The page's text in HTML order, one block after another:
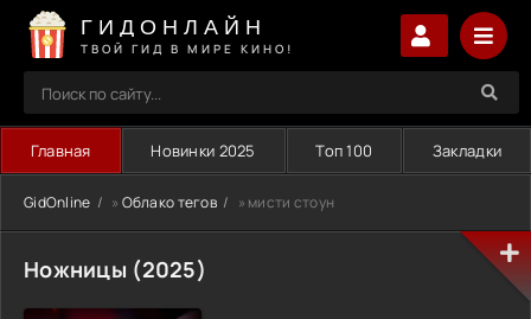
ГИДОНЛАЙН
ТВОЙ ГИД В МИРЕ КИНО!
Главная Новинки 2025 Топ 100 Закладки
GidOnline » Облако тегов » мисти стоун
Ножницы (2025)